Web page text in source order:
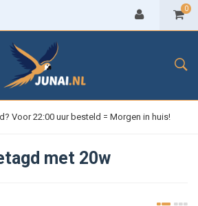
0
Voor 22:00 uur besteld = Morgen in huis!
met 20w